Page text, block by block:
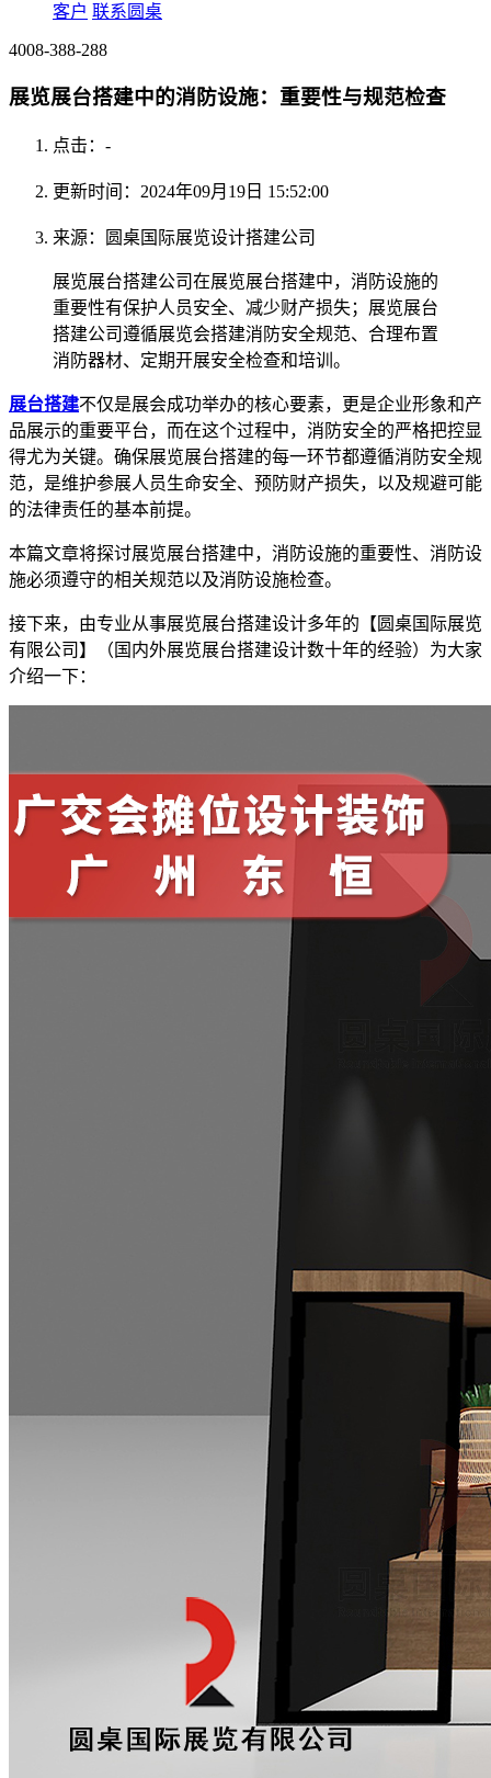
客户 联系圆桌
4008-388-288
展览展台搭建中的消防设施：重要性与规范检查
点击： -
更新时间：2024年09月19日 15:52:00
来源：圆桌国际展览设计搭建公司
展览展台搭建公司在展览展台搭建中，消防设施的
重要性有保护人员安全、减少财产损失；展览展台
搭建公司遵循展览会搭建消防安全规范、合理布置
消防器材、定期开展安全检查和培训。
展台搭建不仅是展会成功举办的核心要素，更是企业形象和产
品展示的重要平台，而在这个过程中，消防安全的严格把控显
得尤为关键。确保展览展台搭建的每一环节都遵循消防安全规
范，是维护参展人员生命安全、预防财产损失，以及规避可能
的法律责任的基本前提。
本篇文章将探讨展览展台搭建中，消防设施的重要性、消防设
施必须遵守的相关规范以及消防设施检查。
接下来，由专业从事展览展台搭建设计多年的【圆桌国际展览
有限公司】（国内外展览展台搭建设计数十年的经验）为大家
介绍一下：